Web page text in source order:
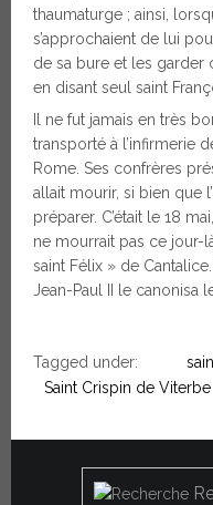
thaumaturge ; ainsi,
s’approchaient de lui
de sa bure et les garder
en disant seul saint
Il ne fut jamais en très
transporté à l’infirmerie
Rome. Ses confrères
allait mourir, si bien que
préparer. C’était le 18
ne mourrait pas ce jour-
saint Félix » de
Jean-Paul II le canonisa
Tagged under:
Saint Crispin de Viterbe